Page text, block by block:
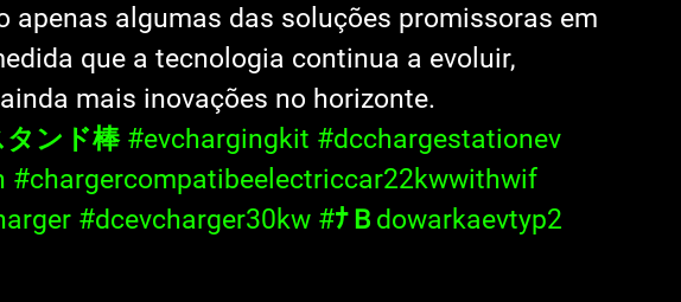
apenas algumas das soluções promissoras em
que a tecnologia continua a evoluir,
mais inovações no horizonte.
タンド棒 #evchargingkit #dcchargestationev
#chargercompatibeelectriccar22kwwithwif
#dcevcharger30kw #ﾅＢdowarkaevtyp2